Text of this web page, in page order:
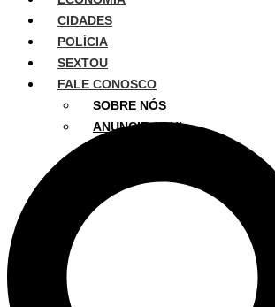
CIDADES
POLÍCIA
SEXTOU
FALE CONOSCO
SOBRE NÓS
ANUNCIE AQUI